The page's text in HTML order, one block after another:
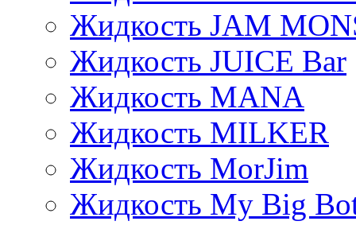
Жидкость JAM
Жидкость JUICE Bar
Жидкость MANA
Жидкость MILKER
Жидкость MorJim
Жидкость My Big